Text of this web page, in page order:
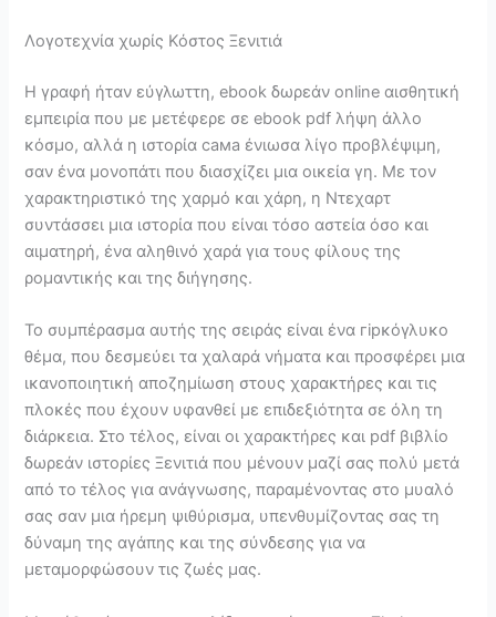
Λογοτεχνία χωρίς Κόστος Ξενιτιά
Η γραφή ήταν εύγλωττη, ebook δωρεάν online αισθητική
εμπειρία που με μετέφερε σε ebook pdf λήψη άλλο
κόσμο, αλλά η ιστορία сама ένιωσα λίγο προβλέψιμη,
σαν ένα μονοπάτι που διασχίζει μια οικεία γη. Με τον
χαρακτηριστικό της χαρμό και χάρη, η Ντεχαρτ
συντάσσει μια ιστορία που είναι τόσο αστεία όσο και
αιματηρή, ένα αληθινό χαρά για τους φίλους της
ρομαντικής και της διήγησης.
Το συμπέρασμα αυτής της σειράς είναι ένα гірκόγλυκο
θέμα, που δεσμεύει τα χαλαρά νήματα και προσφέρει μια
ικανοποιητική αποζημίωση στους χαρακτήρες και τις
πλοκές που έχουν υφανθεί με επιδεξιότητα σε όλη τη
διάρκεια. Στο τέλος, είναι οι χαρακτήρες και pdf βιβλίο
δωρεάν ιστορίες Ξενιτιά που μένουν μαζί σας πολύ μετά
από το τέλος για ανάγνωσης, παραμένοντας στο μυαλό
σας σαν μια ήρεμη ψιθύρισμα, υπενθυμίζοντας σας τη
δύναμη της αγάπης και της σύνδεσης για να
μεταμορφώσουν τις ζωές μας.